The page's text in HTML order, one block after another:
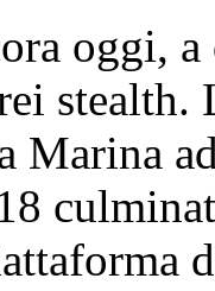
oggi,
stealth.
Marina